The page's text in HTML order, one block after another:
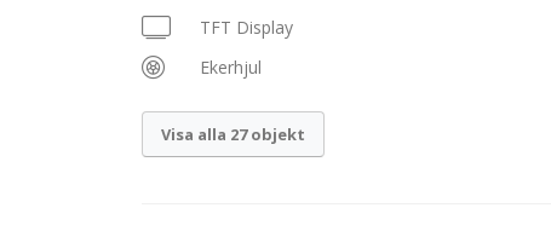
TFT Display
Ekerhjul
Visa alla 27 objekt